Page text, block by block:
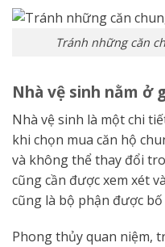
Tránh những căn
Nhà vệ sinh nằm ở
Nhà vệ sinh là một chi
khi chọn mua căn hộ
và không thể thay đổi
cũng cần được xem xét
cũng là bộ phận được
Phong thủy quan niệm,